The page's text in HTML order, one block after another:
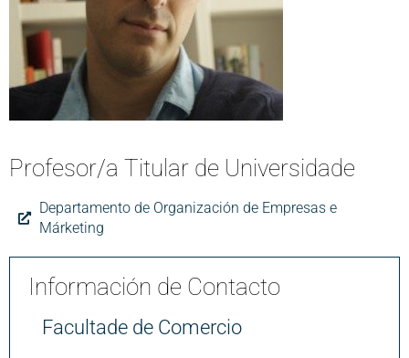
Profesor/a Titular de Universidade
Departamento de Organización de Empresas e
Márketing
Información de Contacto
Facultade de Comercio